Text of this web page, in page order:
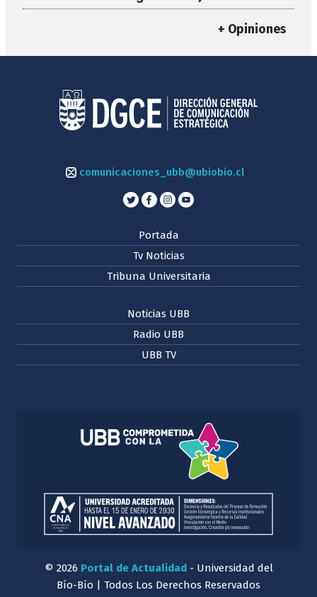
+ Opiniones
comunicaciones_ubb@ubiobio.cl
Portada
Tv Noticias
Tribuna Universitaria
Noticias UBB
Radio UBB
UBB TV
© 2026 Portal de Actualidad- Universidad del
Bío-Bío | Todos Los Derechos Reservados